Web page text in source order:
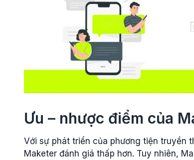
Ưu – nhược điểm của
Với sự phát triển của phương tiện truyền
Maketer đánh giá thấp hơn. Tuy nhiên,